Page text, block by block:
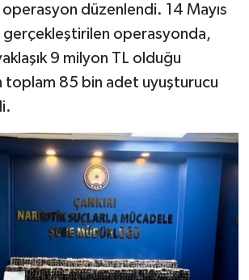
düzenlendi. 14 Mayıs
operasyonda,
9 milyon TL olduğu
toplam 85 bin adet uyuşturucu